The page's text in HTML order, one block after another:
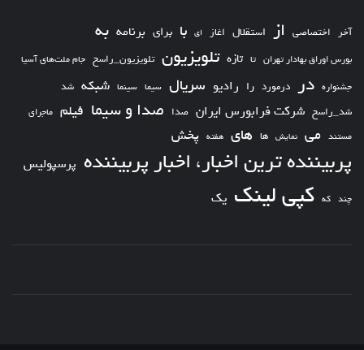
آخر اختصاصی از استقلال اغاز ای با برای برنامه به
بورس اوراق بهادار تهران تا تازه تلویزیون تلویزیون_راسخ جام ملت‌های آسیا
جشنواره در درمورد را رادیو سریال سیما سینما شبکه شد
شد_راسخ شرکت فرابورس ایران صدا صدا و سیما فیلم ماجرای
مستند می نمایش ها های هفته پخش
پربیننده ترین اخبار، اخبار پربیننده پرسپولیس
چند که کپی لینک یک